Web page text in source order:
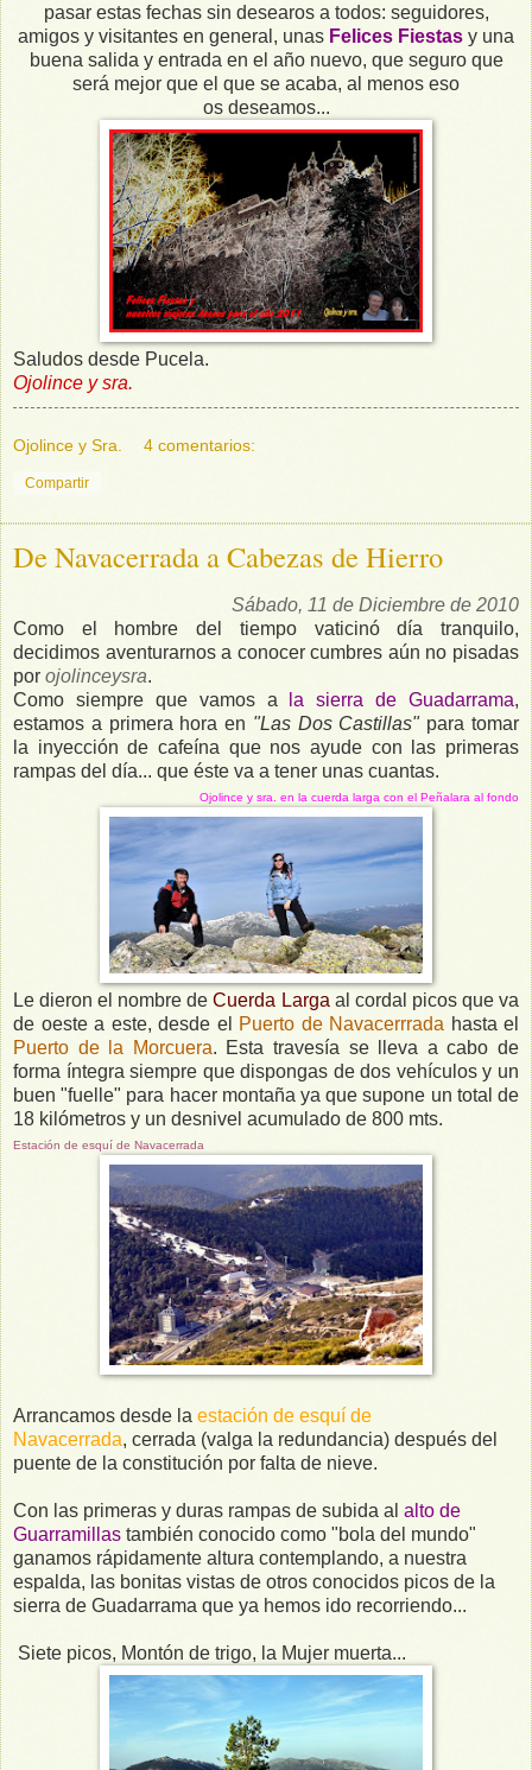
pasar estas fechas sin desearos a todos: seguidores,
amigos y visitantes en general, unas Felices Fiestas y una
buena salida y entrada en el año nuevo, que seguro que
será mejor que el que se acaba, al menos eso
os deseamos...
Saludos desde Pucela.
Ojolince y sra.
Ojolince y Sra. 4 comentarios:
Compartir
De Navacerrada a Cabezas de Hierro
Sábado, 11 de Diciembre de 2010
Como el hombre del tiempo vaticinó día tranquilo,
decidimos aventurarnos a conocer cumbres aún no pisadas
por ojolinceysra.
Como siempre que vamos a
la sierra de Guadarrama,
estamos a primera hora en "Las Dos Castillas" para tomar
la inyección de cafeína que nos ayude con las primeras
rampas del día... que éste va a tener unas cuantas.
Ojolince y sra. en la cuerda larga con el Peñalara al fondo
Le dieron el nombre deCuerda Largaal cordal picos que va
de oeste a este, desde el
Puerto de Navacerrrada hasta el
Puerto de la Morcuera. Esta travesía se lleva a cabo de
forma íntegra siempre que dispongas de dos vehículos y un
buen "fuelle" para hacer montaña ya que supone un total de
18 kilómetros y un desnivel acumulado de 800 mts.
Estación de esquí de Navacerrada
Arrancamos desde la estación de esquí de
Navacerrada, cerrada (valga la redundancia) después del
puente de la constitución por falta de nieve.
Con las primeras y duras rampas de subida al alto de
Guarramillas también conocido como "bola del mundo"
ganamos rápidamente altura contemplando, a nuestra
espalda, las bonitas vistas de otros conocidos picos de la
sierra de Guadarrama que ya hemos ido recorriendo...
Siete picos, Montón de trigo, la Mujer muerta...